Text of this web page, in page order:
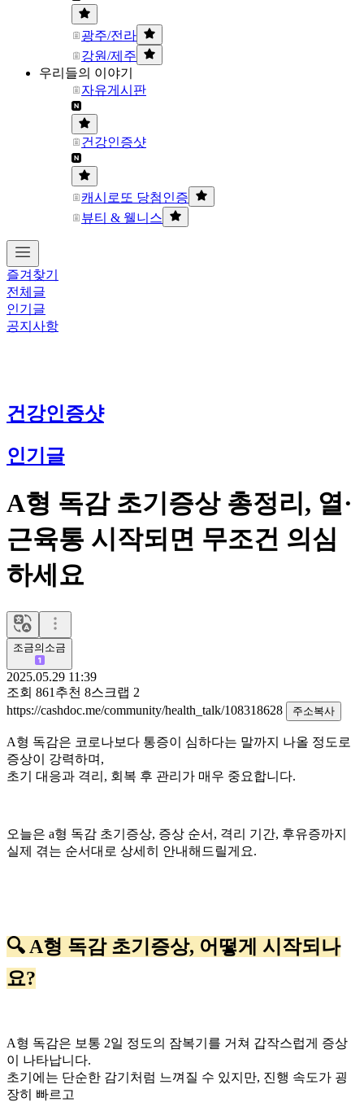
광주/전라
강원/제주
우리들의 이야기
자유게시판
건강인증샷
캐시로또 당첨인증
뷰티 & 웰니스
즐겨찾기
전체글
인기글
공지사항
건강인증샷
인기글
A형 독감 초기증상 총정리, 열·
근육통 시작되면 무조건 의심
하세요
조금의소금
2025.05.29 11:39
조회 861 추천 8스크랩 2
https://cashdoc.me/community/health_talk/108318628
주소복사
A형 독감은 코로나보다 통증이 심하다는 말까지 나올 정도로
증상이 강력하며,
초기 대응과 격리, 회복 후 관리가 매우 중요합니다.
오늘은 a형 독감 초기증상, 증상 순서, 격리 기간, 후유증까지
실제 겪는 순서대로 상세히 안내해드릴게요.
🔍 A형 독감 초기증상, 어떻게 시작되나
요?
A형 독감은 보통 2일 정도의 잠복기를 거쳐 갑작스럽게 증상
이 나타납니다.
초기에는 단순한 감기처럼 느껴질 수 있지만, 진행 속도가 굉
장히 빠르고